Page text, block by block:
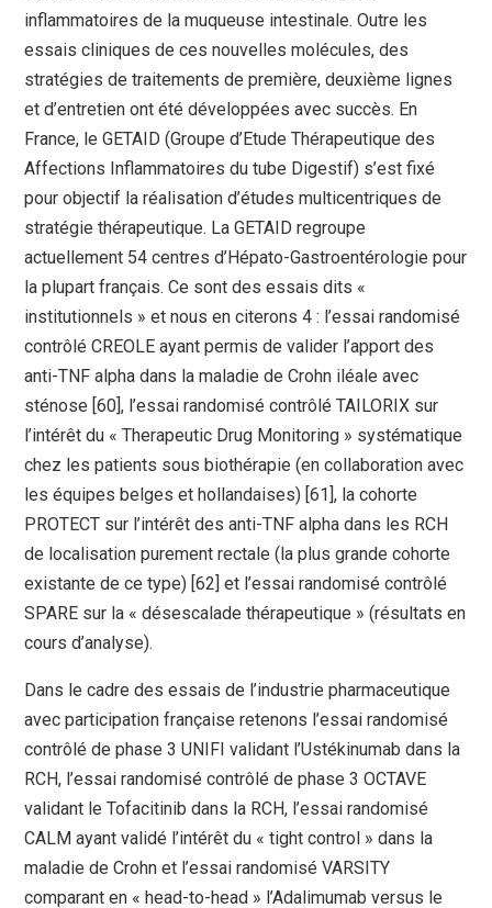
inflammatoires de la muqueuse intestinale. Outre les
essais cliniques de ces nouvelles molécules, des
stratégies de traitements de première, deuxième lignes
et d’entretien ont été développées avec succès. En
France, le GETAID (Groupe d’Etude Thérapeutique des
Affections Inflammatoires du tube Digestif) s’est fixé
pour objectif la réalisation d’études multicentriques de
stratégie thérapeutique. La GETAID regroupe
actuellement 54 centres d’Hépato-Gastroentérologie pour
la plupart français. Ce sont des essais dits «
institutionnels » et nous en citerons 4 : l’essai randomisé
contrôlé CREOLE ayant permis de valider l’apport des
anti-TNF alpha dans la maladie de Crohn iléale avec
sténose [60], l’essai randomisé contrôlé TAILORIX sur
l’intérêt du « Therapeutic Drug Monitoring » systématique
chez les patients sous biothérapie (en collaboration avec
les équipes belges et hollandaises) [61], la cohorte
PROTECT sur l’intérêt des anti-TNF alpha dans les RCH
de localisation purement rectale (la plus grande cohorte
existante de ce type) [62] et l’essai randomisé contrôlé
SPARE sur la « désescalade thérapeutique » (résultats en
cours d’analyse).
Dans le cadre des essais de l’industrie pharmaceutique
avec participation française retenons l’essai randomisé
contrôlé de phase 3 UNIFI validant l’Ustékinumab dans la
RCH, l’essai randomisé contrôlé de phase 3 OCTAVE
validant le Tofacitinib dans la RCH, l’essai randomisé
CALM ayant validé l’intérêt du « tight control » dans la
maladie de Crohn et l’essai randomisé VARSITY
comparant en « head-to-head » l’Adalimumab versus le